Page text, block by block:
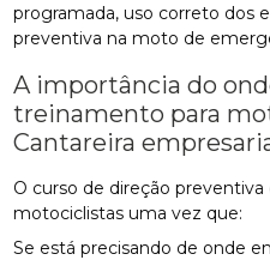
programada, uso correto dos
preventiva na moto de
A importância do
treinamento para
Cantareira
O curso de direção
motociclistas uma vez que:
Se está precisando de onde